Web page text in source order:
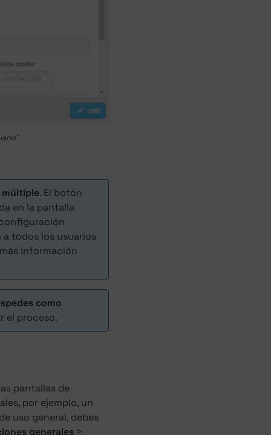
múltiple. El botón
en la pantalla
a todos los usuarios
información
como
el proceso.
pantallas de
por ejemplo, un
uso general, debes
generales >